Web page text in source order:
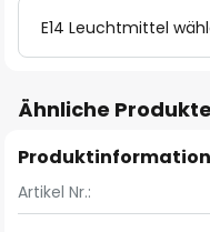
E14 Leuchtmittel
Ähnliche
Artikel Nr.: